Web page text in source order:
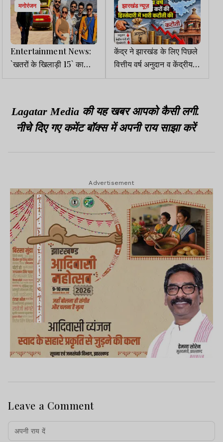
मनोरंजन
Entertainment News:
`खतरों के खिलाड़ी 15` का
धमाकेदार प्रोमो आउट, डर का
झारखंड न्यूज़
केंद्र ने झारखंड के लिए पिछले
वित्तीय वर्ष अनुदान व केंद्रीय
करों की हिस्सेदारी मे भारी
Lagatar Media की यह खबर आपको कैसी लगी.
नीचे दिए गए कमेंट बॉक्स में अपनी राय साझा करें
Advertisement
Leave a Comment